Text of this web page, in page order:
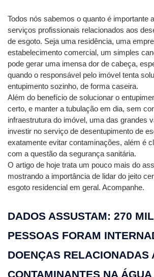
Todos nós sabemos o quanto é importante
serviços profissionais relacionados aos
de esgoto. Seja uma residência, uma
estabelecimento comercial, um simples
pode gerar uma imensa dor de cabeça,
quando o responsável pelo imóvel tenta
entupimento sozinho, de forma caseira.
Além do benefício de solucionar o
certo, e manter a tubulação em dia, sem
infraestrutura do imóvel, uma das grandes
investir no serviço de desentupimento de
exatamente evitar contaminações, além é
com a questão da segurança sanitária.
O artigo de hoje trata um pouco mais do
mostrando a importância de lidar do jeito
esgoto residencial em geral. Acompanhe.
DADOS ASSUSTAM: 270 MIL
PESSOAS FORAM
DOENÇAS RELACIONADAS
CONTAMINANTES NA ÁGUA